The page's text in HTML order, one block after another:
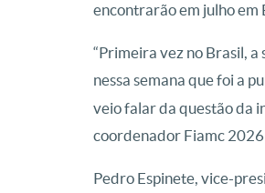
encontrarão em julho em
“Primeira vez no Brasil,
nessa semana que foi a
veio falar da questão da
coordenador Fiamc
Pedro Espinete, vice-